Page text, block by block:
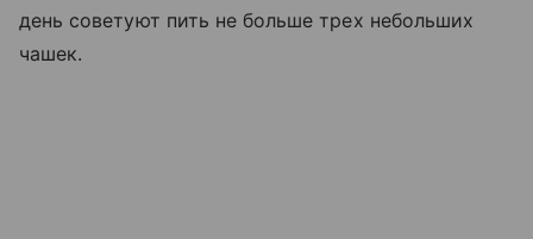
день советуют пить не больше трех небольших
чашек.